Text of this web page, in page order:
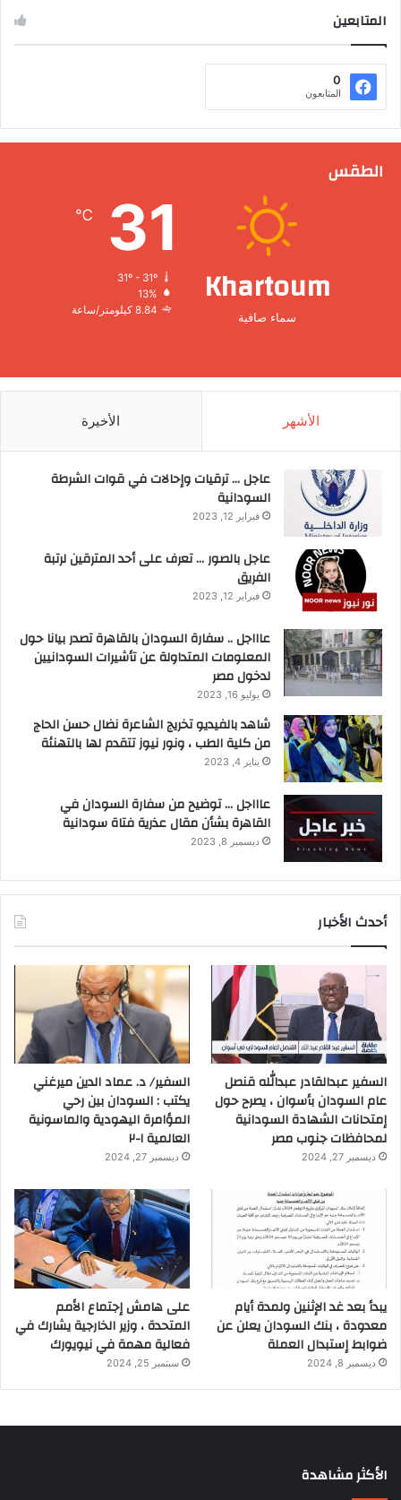
المتابعين
0
المتابعون
الطقس
Khartoum
سماء صافية
31
℃
31º - 31º
13%
8.84 كيلومتر/ساعة
الأشهر الأخيرة
عاجل … ترقيات وإحالات في قوات الشرطة
السودانية
فبراير 12, 2023
عاجل بالصور … تعرف على أحد المترقين لرتبة
الفريق
فبراير 12, 2023
عاااجل .. سفارة السودان بالقاهرة تصدر بيانا حول
المعلومات المتداولة عن تأشيرات السودانيين
لدخول مصر
يوليو 16, 2023
شاهد بالفيديو تخريج الشاعرة نضال حسن الحاج
من كلية الطب ، ونور نيوز تتقدم لها بالتهنئة
يناير 4, 2023
عاااجل … توضيح من سفارة السودان في
القاهرة بشأن مقال عذرية فتاة سودانية
ديسمبر 8, 2023
أحدث الأخبار
السفير عبدالقادر عبدالله قنصل
عام السودان بأسوان ، يصرح حول
إمتحانات الشهادة السودانية
لمحافظات جنوب مصر
ديسمبر 27, 2024
السفير/ د. عماد الدين ميرغني
يكتب : السودان بين رحي
المؤامرة اليهودية والماسونية
العالمية ١-٢
ديسمبر 27, 2024
يبدأ بعد غد الإثنين ولمدة أيام
معدودة ، بنك السودان يعلن عن
ضوابط إستبدال العملة
ديسمبر 8, 2024
على هامش إجتماع الأمم
المتحدة ، وزير الخارجية يشارك في
فعالية مهمة في نيويورك
سبتمبر 25, 2024
الأكثر مشاهدة